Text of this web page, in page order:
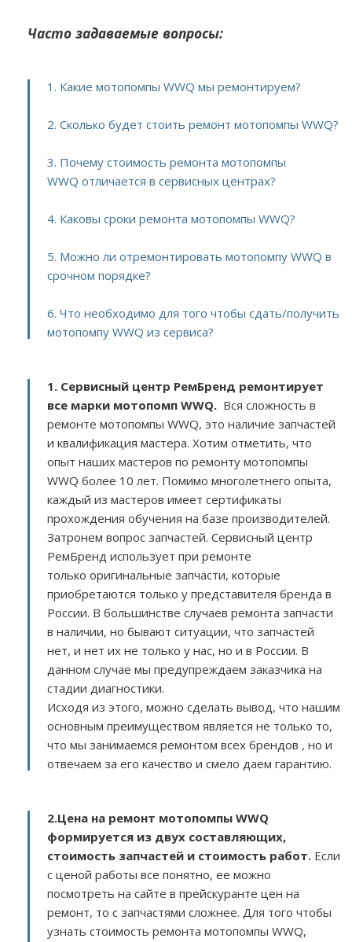
Часто задаваемые вопросы:
1. Какие мотопомпы WWQ мы ремонтируем?
2. Сколько будет стоить ремонт мотопомпы WWQ?
3. Почему стоимость ремонта мотопомпы
WWQ отличается в сервисных центрах?
4. Каковы сроки ремонта мотопомпы WWQ?
5. Можно ли отремонтировать мотопомпу WWQ в
срочном порядке?
6. Что необходимо для того чтобы сдать/получить
мотопомпу WWQ из сервиса?
1. Сервисный центр РемБренд ремонтирует
все марки мотопомп WWQ. Вся сложность в
ремонте мотопомпы WWQ, это наличие запчастей
и квалификация мастера. Хотим отметить, что
опыт наших мастеров по ремонту мотопомпы
WWQ более 10 лет. Помимо многолетнего опыта,
каждый из мастеров имеет сертификаты
прохождения обучения на базе производителей.
Затронем вопрос запчастей. Сервисный центр
РемБренд использует при ремонте
только оригинальные запчасти, которые
приобретаются только у представителя бренда в
России. В большинстве случаев ремонта запчасти
в наличии, но бывают ситуации, что запчастей
нет, и нет их не только у нас, но и в России. В
данном случае мы предупреждаем заказчика на
стадии диагностики.
Исходя из этого, можно сделать вывод, что нашим
основным преимуществом является не только то,
что мы занимаемся ремонтом всех брендов , но и
отвечаем за его качество и смело даем гарантию.
2.Цена на ремонт мотопомпы WWQ
формируется из двух составляющих,
стоимость запчастей и стоимость работ. Если
с ценой работы все понятно, ее можно
посмотреть на сайте в прейскуранте цен на
ремонт, то с запчастями сложнее. Для того чтобы
узнать стоимость ремонта мотопомпы WWQ,